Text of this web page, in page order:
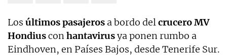
Los últimos pasajeros a bordo delcrucero MV
Hondiusconhantavirusya ponen rumbo a
Eindhoven, en Países Bajos, desde Tenerife Sur.